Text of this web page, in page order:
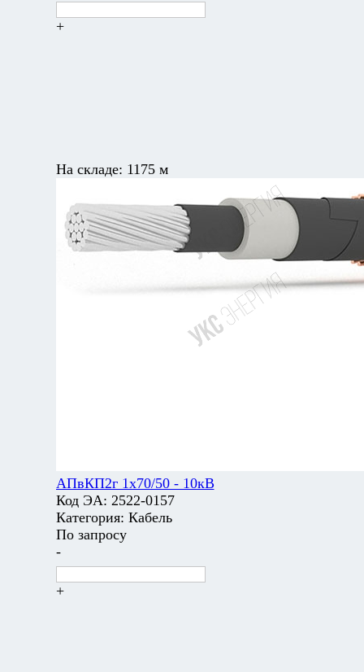
+
На складе: 1175 м
АПвКП2г 1х70/50 - 10кВ
Код ЭА: 2522-0157
Категория: Кабель
По запросу
-
+